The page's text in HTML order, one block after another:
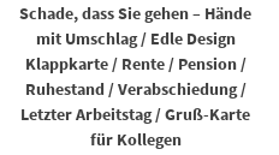
Schade, dass Sie gehen – Hände
mit Umschlag / Edle Design
Klappkarte / Rente / Pension /
Ruhestand / Verabschiedung /
Letzter Arbeitstag / Gruß-Karte
für Kollegen